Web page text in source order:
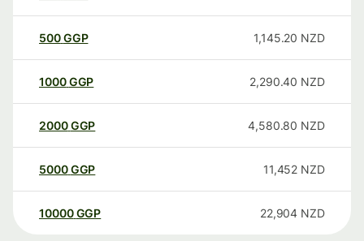
500GGP 1,145.20 NZD
1000GGP 2,290.40 NZD
2000GGP 4,580.80 NZD
5000GGP 11,452 NZD
10000 GGP 22,904 NZD